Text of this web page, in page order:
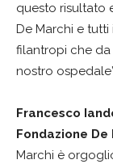
questo risultato
De Marchi e
filantropi che
nostro
Francesco
Fondazione De
Marchi è